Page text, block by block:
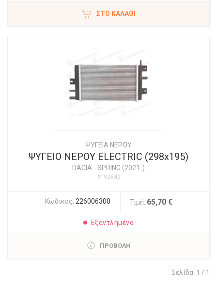
ΣΤΟ ΚΑΛΆΘΙ
ΨΥΓΕΙΑ ΝΕΡΟΥ
ΨΥΓΕΙΟ ΝΕΡΟΥ ELECTRIC (298x195)
DACIA - SPRING (2021-)
#192842
Κωδικός: 226006300 Τιμή: 65,70 €
Εξαντλημένο
ΠΡΟΒΟΛΗ
Σελίδα: 1 / 1